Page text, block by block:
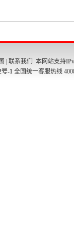
联系我们
本网站支持
号-1 全国统一客服热线